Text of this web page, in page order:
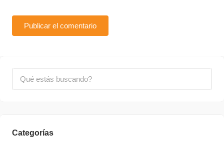
Categorías